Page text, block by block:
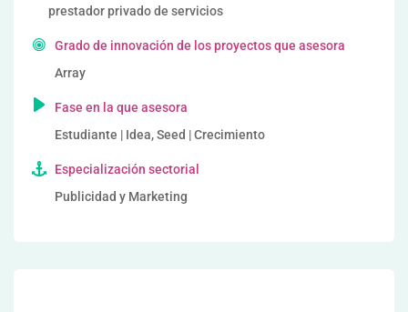
prestador privado de servicios
Grado de innovación de los proyectos que asesora
Array
Fase en la que asesora
Estudiante | Idea, Seed | Crecimiento
Especialización sectorial
Publicidad y Marketing